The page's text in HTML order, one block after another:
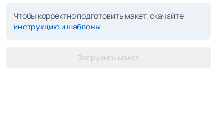
Чтобы корректно подготовить макет, скачайте
инструкцию и шаблоны.
Загрузить макет